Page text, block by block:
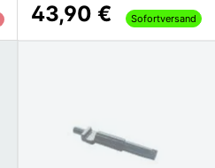
43,90 € Sofortversand